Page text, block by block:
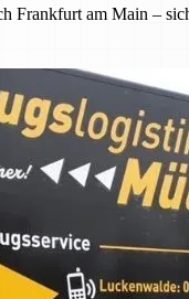
Frankfurt am Main –